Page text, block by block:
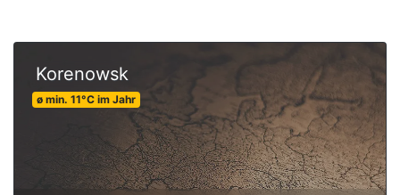
Korenowsk
ø min. 11°C im Jahr